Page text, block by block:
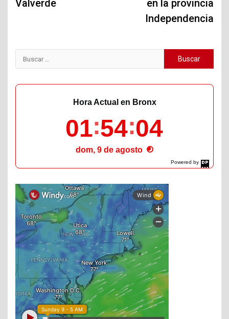
Valverde
en la provincia
Independencia
Buscar:
Powered by
DaysPedia.com
Hora Actual en Bronx
01 54 05
dom, 9 de agosto